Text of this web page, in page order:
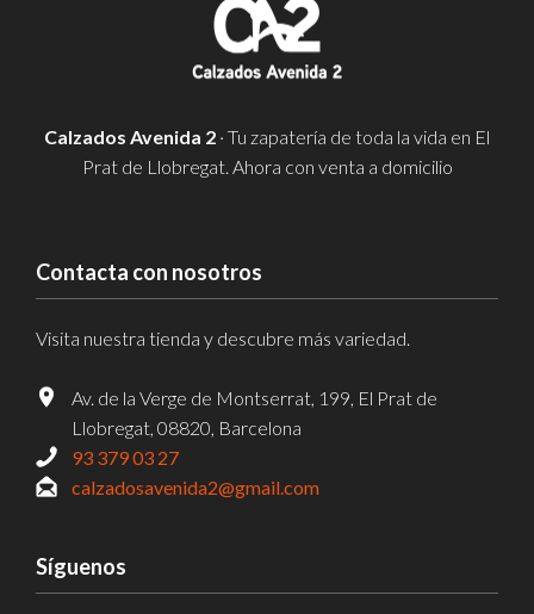
Calzados Avenida 2 · Tu zapatería de toda la vida en El
Prat de Llobregat. Ahora con venta a domicilio
Contacta con nosotros
Visita nuestra tienda y descubre más variedad.
Av. de la Verge de Montserrat, 199, El Prat de
Llobregat, 08820, Barcelona
93 379 03 27
calzadosavenida2@gmail.com
Síguenos